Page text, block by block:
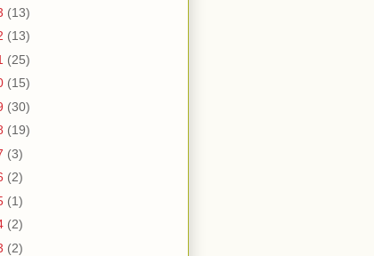
(13)
(13)
(25)
(15)
(30)
(19)
(3)
(2)
(1)
(2)
(2)